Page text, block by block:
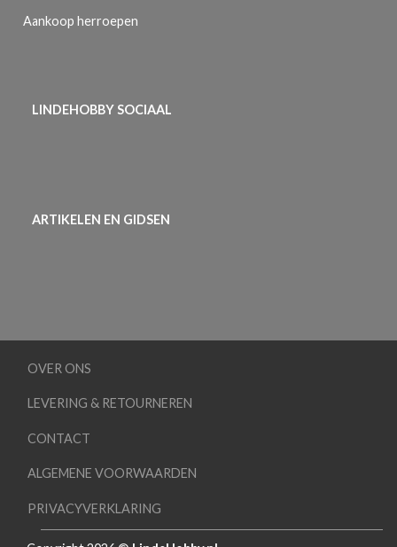
Aankoop herroepen
LINDEHOBBY SOCIAAL
ARTIKELEN EN GIDSEN
OVER ONS
LEVERING & RETOURNEREN
CONTACT
ALGEMENE VOORWAARDEN
PRIVACYVERKLARING